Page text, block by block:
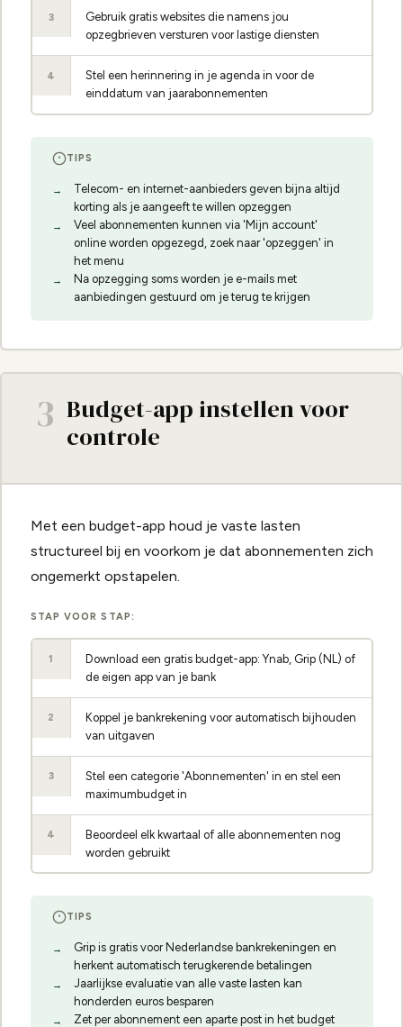
3
Gebruik gratis websites die namens jou
opzegbrieven versturen voor lastige diensten
4
Stel een herinnering in je agenda in voor de
einddatum van jaarabonnementen
TIPS
Telecom- en internet-aanbieders geven bijna altijd
korting als je aangeeft te willen opzeggen
Veel abonnementen kunnen via 'Mijn account'
online worden opgezegd, zoek naar 'opzeggen' in
het menu
Na opzegging soms worden je e-mails met
aanbiedingen gestuurd om je terug te krijgen
3 Budget-app instellen voor
controle
Met een budget-app houd je vaste lasten
structureel bij en voorkom je dat abonnementen zich
ongemerkt opstapelen.
STAP VOOR STAP:
1
Download een gratis budget-app: Ynab, Grip (NL) of
de eigen app van je bank
2
Koppel je bankrekening voor automatisch bijhouden
van uitgaven
3
Stel een categorie 'Abonnementen' in en stel een
maximumbudget in
4
Beoordeel elk kwartaal of alle abonnementen nog
worden gebruikt
TIPS
Grip is gratis voor Nederlandse bankrekeningen en
herkent automatisch terugkerende betalingen
Jaarlijkse evaluatie van alle vaste lasten kan
honderden euros besparen
Zet per abonnement een aparte post in het budget